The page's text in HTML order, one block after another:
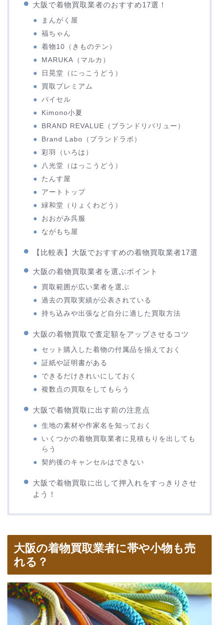
大阪で着物買取業者のおすすめ17選！
まんがく屋
福ちゃん
着物10（きものテン）
MARUKA（マルカ）
日晃堂（にっこうどう）
買取プレミアム
バイセル
Kimono小夏
BRAND REVALUE（ブランドリバリュー）
Brand Labo（ブランドラボ）
彩羽（いろは）
八光堂（はっこうどう）
たんす屋
アートトップ
緑和堂（りょくわどう）
おおがみ呉服
ながもち屋
【比較表】大阪でおすすめの着物買取業者17選
大阪の着物買取業者を選ぶポイント
買取範囲が広い業者を選ぶ
過去の買取実績が公表されている
持ち込みや出張など自分に適した買取方法
大阪の着物買取で査定額をアップさせるコツ
セット購入した着物の付属品を揃えておく
証紙や証明書がある
できるだけきれいにしておく
複数点の買取をしてもらう
大阪で着物買取に出す前の注意点
生地の素材や作家名を知っておく
いくつかの着物買取業者に見積もりを出しても
らう
契約後のキャンセルはできない
大阪で着物買取に出して押入れをすっきりさせ
よう！
大阪の着物買取業者に帯や小物も売
れる？